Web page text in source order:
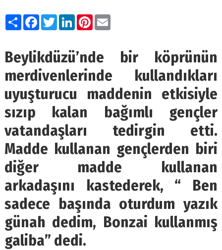
PaylaşFacebook
TwitterLinkedIn
Pinterest
Email
Beylikdüzü’nde bir köprünün
merdivenlerinde kullandıkları
uyuşturucu maddenin etkisiyle
sızıp kalan bağımlı gençler
vatandaşları tedirgin etti.
Madde kullanan gençlerden biri
diğer madde kullanan
arkadaşını kastederek, “ Ben
sadece başında oturdum yazık
günah dedim, Bonzai kullanmış
galiba” dedi.